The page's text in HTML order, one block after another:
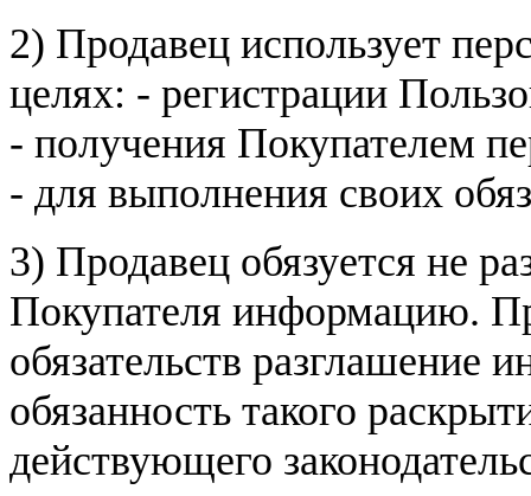
2) Продавец использует
целях: - регистрации
- получения Покупателем
- для выполнения своих
3) Продавец обязуется не
Покупателя информацию.
обязательств разглашение
обязанность такого
действующего